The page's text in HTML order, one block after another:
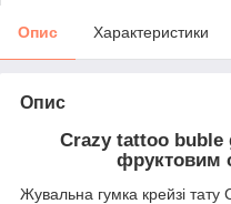
Опис Характеристики
Опис
Crazy tattoo buble
фруктовим
Жувальна гумка крейзі